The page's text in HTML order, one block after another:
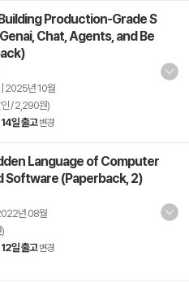
Production-Grade S
Chat, Agents, and Be
2025년 10월
/ 2,290원)
일 출고 변경
Language of Computer
Software (Paperback, 2)
년 08월
일 출고 변경